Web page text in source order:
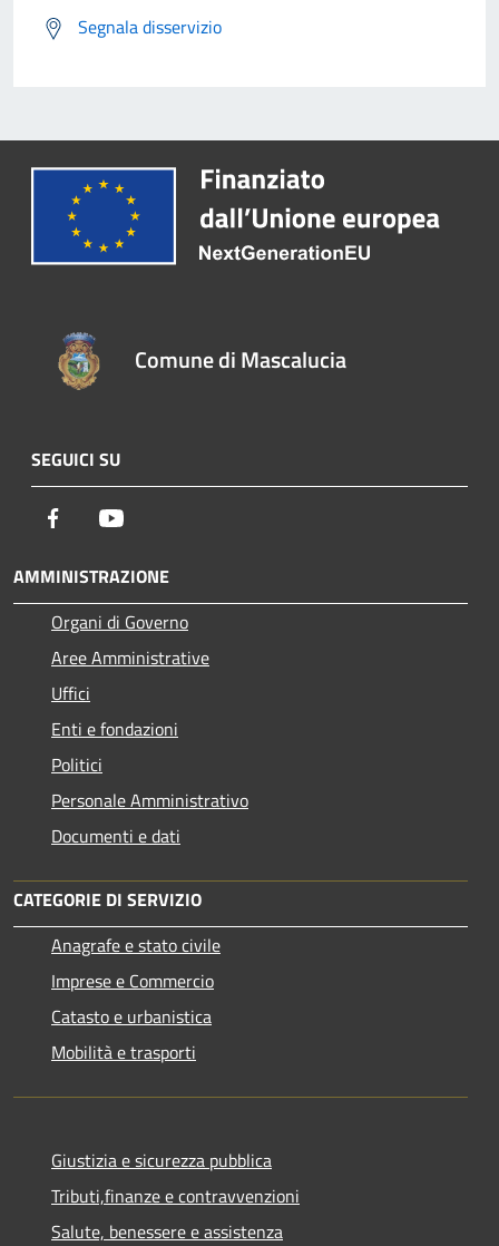
Segnala disservizio
Comune di Mascalucia
SEGUICI SU
Facebook
AMMINISTRAZIONE
Organi di Governo
Aree Amministrative
Uffici
Enti e fondazioni
Politici
Personale Amministrativo
Documenti e dati
CATEGORIE DI SERVIZIO
Anagrafe e stato civile
Imprese e Commercio
Catasto e urbanistica
Mobilità e trasporti
Giustizia e sicurezza pubblica
Tributi,finanze e contravvenzioni
Salute, benessere e assistenza